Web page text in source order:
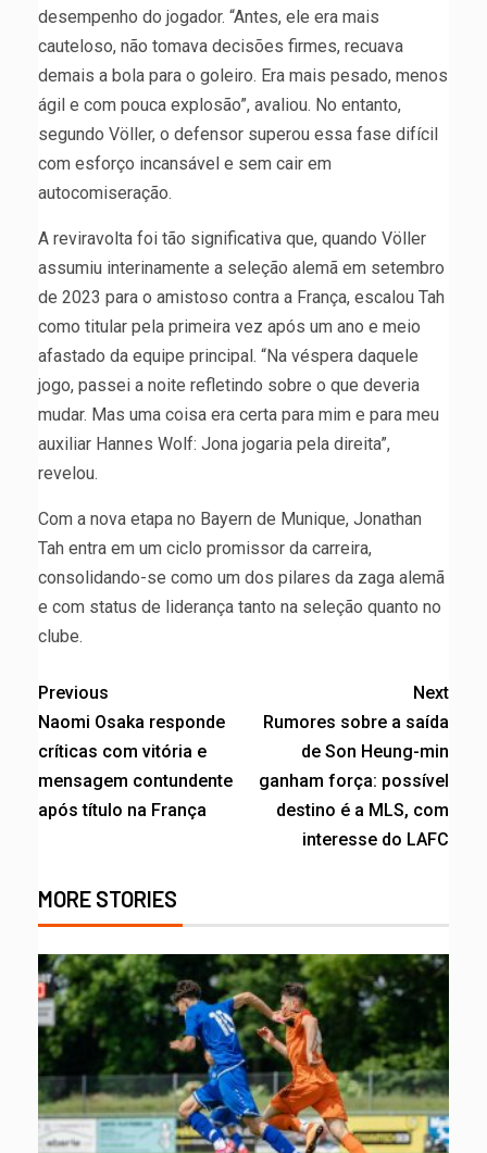
desempenho do jogador. “Antes, ele era mais
cauteloso, não tomava decisões firmes, recuava
demais a bola para o goleiro. Era mais pesado, menos
ágil e com pouca explosão”, avaliou. No entanto,
segundo Völler, o defensor superou essa fase difícil
com esforço incansável e sem cair em
autocomiseração.
A reviravolta foi tão significativa que, quando Völler
assumiu interinamente a seleção alemã em setembro
de 2023 para o amistoso contra a França, escalou Tah
como titular pela primeira vez após um ano e meio
afastado da equipe principal. “Na véspera daquele
jogo, passei a noite refletindo sobre o que deveria
mudar. Mas uma coisa era certa para mim e para meu
auxiliar Hannes Wolf: Jona jogaria pela direita”,
revelou.
Com a nova etapa no Bayern de Munique, Jonathan
Tah entra em um ciclo promissor da carreira,
consolidando-se como um dos pilares da zaga alemã
e com status de liderança tanto na seleção quanto no
clube.
Previous
Naomi Osaka responde
críticas com vitória e
mensagem contundente
após título na França
Next
Rumores sobre a saída
de Son Heung-min
ganham força: possível
destino é a MLS, com
interesse do LAFC
MORE STORIES